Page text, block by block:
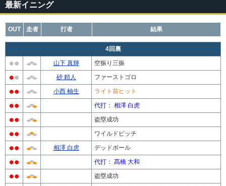
最新イニング
OUT 走者 打者 結果
4回裏
山下 真輝
空振り三振
砂 頼人
ファーストゴロ
小西 柚生
ライト前ヒット
代打： 相澤 白虎
盗塁成功
ワイルドピッチ
相澤 白虎
デッドボール
代打： 髙橋 大和
盗塁成功